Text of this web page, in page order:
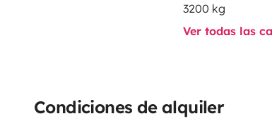
Traducción realizada con la versión gratuita
3200 kg
Ver todas las
Condiciones de alquiler